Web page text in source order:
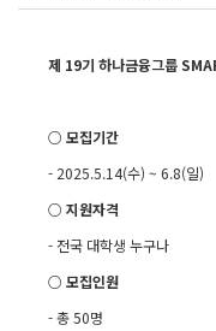
제 19기 하나금융그룹
○ 모집기간
- 2025.5.14(수) ~ 6.8(일)
○ 지원자격
- 전국 대학생 누구나
○ 모집인원
-총50명